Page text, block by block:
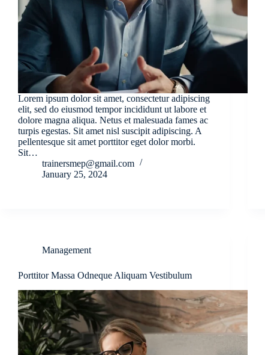
Lorem ipsum dolor sit amet, consectetur adipiscing
elit, sed do eiusmod tempor incididunt ut labore et
dolore magna aliqua. Netus et malesuada fames ac
turpis egestas. Sit amet nisl suscipit adipiscing. A
pellentesque sit amet porttitor eget dolor morbi.
Sit…
trainersmep@gmail.com
January 25, 2024
Management
Porttitor Massa Odneque Aliquam Vestibulum